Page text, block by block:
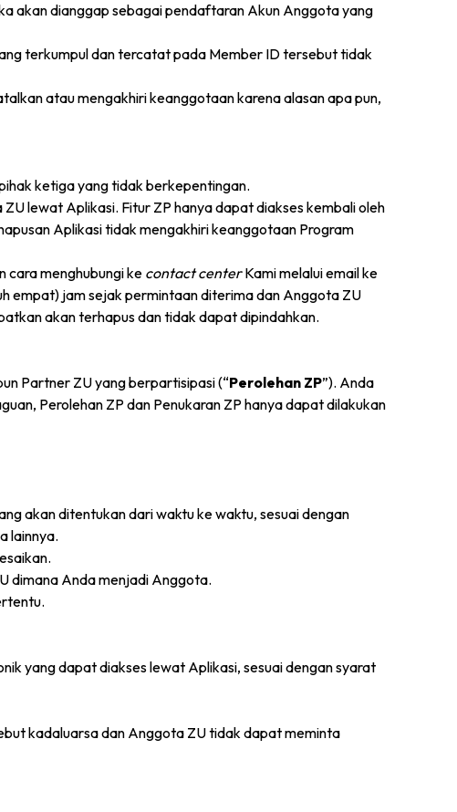
akan dianggap sebagai pendaftaran Akun Anggota yang
terkumpul dan tercatat pada Member ID tersebut tidak
atau mengakhiri keanggotaan karena alasan apa pun,
ketiga yang tidak berkepentingan.
lewat Aplikasi. Fitur ZP hanya dapat diakses kembali oleh
Aplikasi tidak mengakhiri keanggotaan Program
cara menghubungi ke contact centerKami melalui email ke
empat) jam sejak permintaan diterima dan Anggota ZU
akan terhapus dan tidak dapat dipindahkan.
Partner ZU yang berpartisipasi (“Perolehan ZP”). Anda
Perolehan ZP dan Penukaran ZP hanya dapat dilakukan
akan ditentukan dari waktu ke waktu, sesuai dengan
lainnya.
dimana Anda menjadi Anggota.
yang dapat diakses lewat Aplikasi, sesuai dengan syarat
kadaluarsa dan Anggota ZU tidak dapat meminta